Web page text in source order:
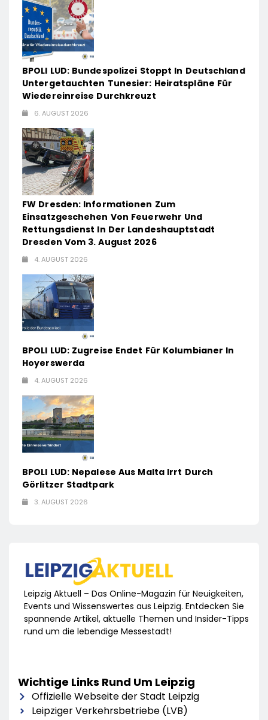
BPOLI LUD: Bundespolizei Stoppt In Deutschland
Untergetauchten Tunesier: Heiratspläne Für
Wiedereinreise Durchkreuzt
6. AUGUST 2026
FW Dresden: Informationen Zum
Einsatzgeschehen Von Feuerwehr Und
Rettungsdienst In Der Landeshauptstadt
Dresden Vom 3. August 2026
4. AUGUST 2026
BPOLI LUD: Zugreise Endet Für Kolumbianer In
Hoyerswerda
4. AUGUST 2026
BPOLI LUD: Nepalese Aus Malta Irrt Durch
Görlitzer Stadtpark
3. AUGUST 2026
Leipzig Aktuell – Das Online-Magazin für Neuigkeiten,
Events und Wissenswertes aus Leipzig. Entdecken Sie
spannende Artikel, aktuelle Themen und Insider-Tipps
rund um die lebendige Messestadt!
Wichtige Links Rund Um Leipzig
Offizielle Webseite der Stadt Leipzig
Leipziger Verkehrsbetriebe (LVB)